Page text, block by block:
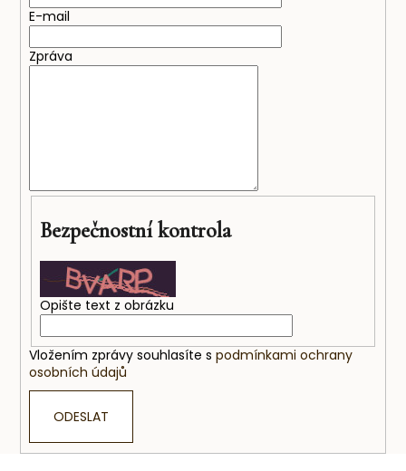
E-mail
Zpráva
Bezpečnostní kontrola
Opište text z obrázku
Vložením zprávy souhlasíte s podmínkami ochrany
osobních údajů
ODESLAT
HLEDAT
SNÍDAŇOVÉ
SKOŘICOVÉ
COOKIE
PLNĚNÉ
80G